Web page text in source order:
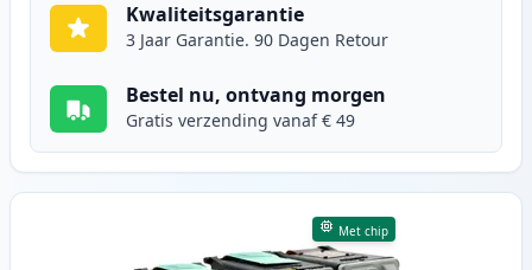
Kwaliteitsgarantie
3 Jaar Garantie. 90 Dagen Retour
Bestel nu, ontvang morgen
Gratis verzending vanaf € 49
Met chip